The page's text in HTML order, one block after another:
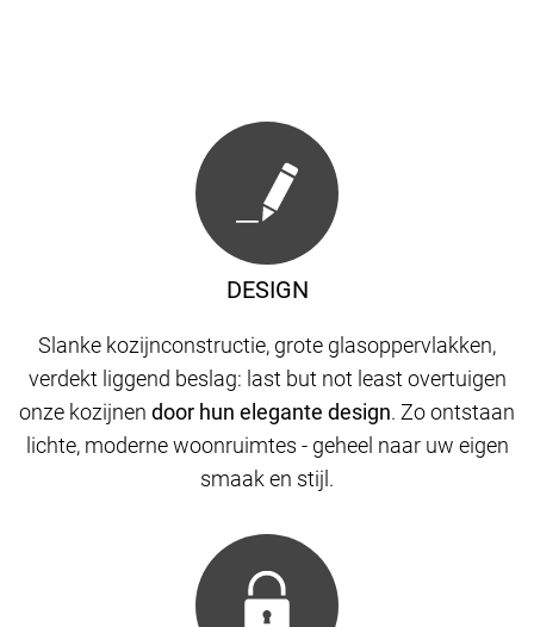
DESIGN
Slanke kozijnconstructie, grote glasoppervlakken,
verdekt liggend beslag: last but not least overtuigen
onze kozijnen door hun elegante design. Zo ontstaan
​​lichte, moderne woonruimtes - geheel naar uw eigen
smaak en stijl.